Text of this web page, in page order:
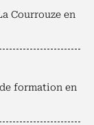
Courrouze en
formation en